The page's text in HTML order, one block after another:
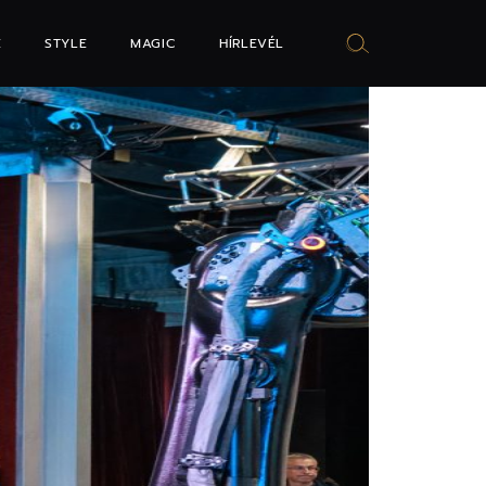
STYLE MAGIC HÍRLEVÉL